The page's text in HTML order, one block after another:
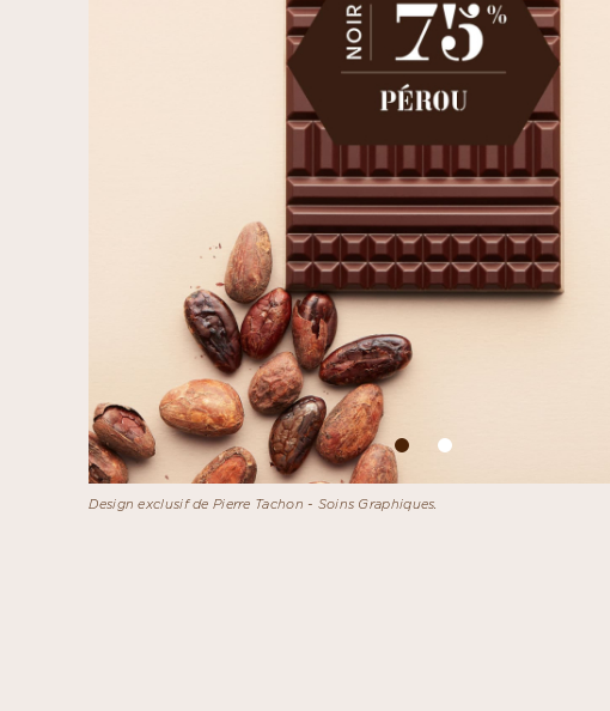
Design exclusif de Pierre Tachon - Soins Graphiques.